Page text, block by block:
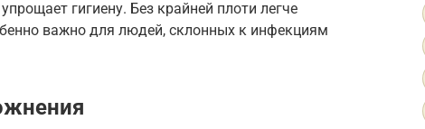
гигиену. Без крайней плоти легче
важно для людей, склонных к инфекциям